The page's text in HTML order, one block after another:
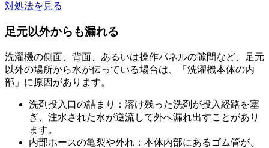
対処法を見る
足元以外からも漏れる
洗濯機の側面、背面、あるいは操作パネルの隙間など、足元
以外の場所から水が伝っている場合は、「洗濯機本体の内
部」に原因があります。
洗剤投入口の詰まり：溶け残った洗剤が投入経路を塞
ぎ、注水された水が逆流して外へ漏れ出すことがあり
ます。
内部ホースの亀裂や外れ：本体内部にあるゴム管が、